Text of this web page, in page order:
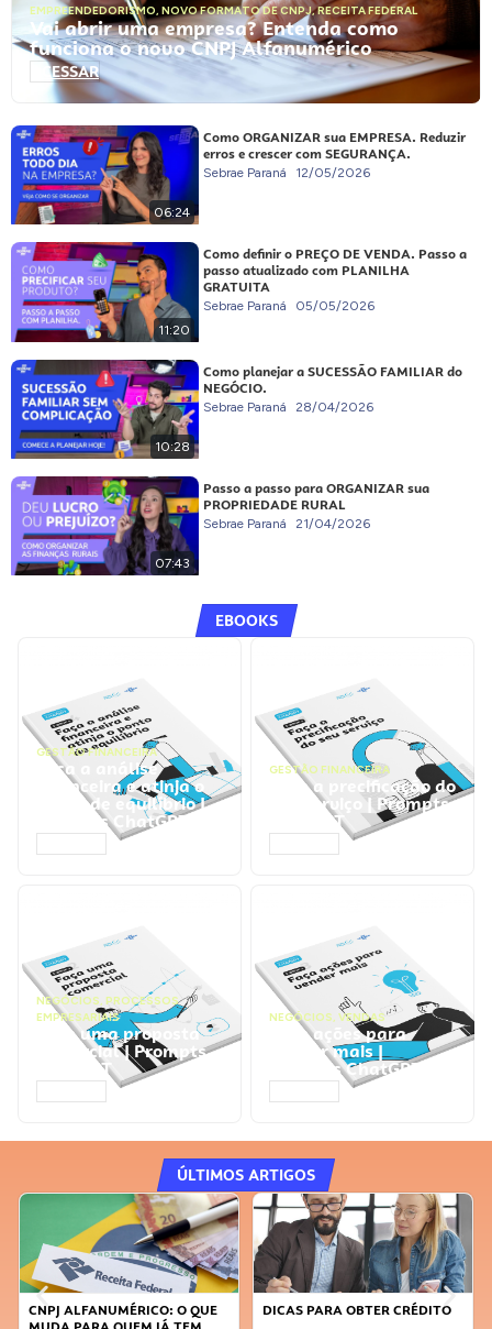
EMPREENDEDORISMO, NOVO FORMATO DE CNPJ,RECEITA FEDERAL
Vai abrir uma empresa? Entenda como
funciona o novo CNPJ Alfanumérico
ACESSAR
06:24
Como ORGANIZAR sua EMPRESA. Reduzir
erros e crescer com SEGURANÇA.
Sebrae Paraná 12/05/2026
11:20
Como definir o PREÇO DE VENDA. Passo a
passo atualizado com PLANILHA
GRATUITA
Sebrae Paraná 05/05/2026
10:28
Como planejar a SUCESSÃO FAMILIAR do
NEGÓCIO.
Sebrae Paraná 28/04/2026
07:43
Passo a passo para ORGANIZAR sua
PROPRIEDADE RURAL
Sebrae Paraná 21/04/2026
EBOOKS
GESTÃO FINANCEIRA
Faça a análise
financeira e atinja o
ponto de equilíbrio |
Prompts ChatGPT
GESTÃO FINANCEIRA
Faça a precificação do
seu serviço | Prompts
ChatGPT
NEGÓCIOS, PROCESSOS
EMPRESARIAIS
Faça uma proposta
comercial | Prompts
ChatGPT
NEGÓCIOS, VENDAS
Faça ações para
vender mais |
Prompts ChatGPT
ÚLTIMOS ARTIGOS
DICAS PARA OBTER CRÉDITO
FAÇA A DIFERENÇA: SEJA